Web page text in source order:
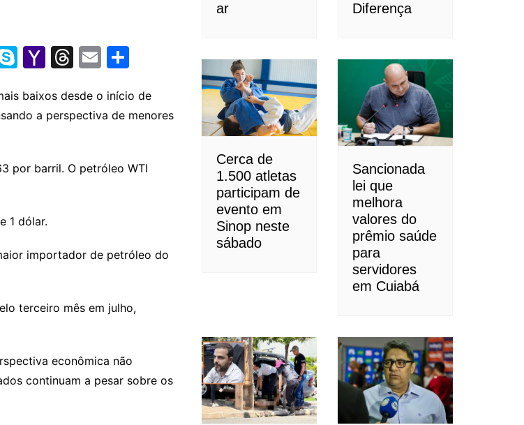
S
y
p
Y
h
o
M
T
e
a
s
E
ai
l
ar
e
baixos desde o início de
a perspectiva de menores
por barril. O petróleo WTI
1 dólar.
importador de petróleo do
terceiro mês em julho,
econômica não
continuam a pesar sobre os
ar Diferença
Cerca de
1.500 atletas
participam de
evento em
Sinop neste
sábado
Sancionada
lei que
melhora
valores do
prêmio saúde
para
servidores
em Cuiabá